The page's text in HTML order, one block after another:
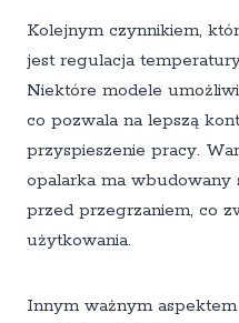
Kolejnym czynnikiem,
jest regulacja
Niektóre modele
co pozwala na lepszą
przyspieszenie pracy.
opalarka ma wbudowany
przed przegrzaniem, co
użytkowania.
Innym ważnym